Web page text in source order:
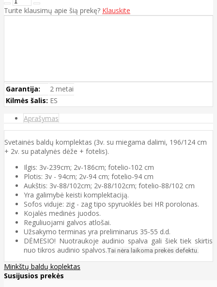
Turite klausimų apie šią prekę? Klauskite
Garantija:
2 metai
Kilmės šalis: ES
Aprašymas
Svetainės baldų komplektas (3v. su miegama dalimi, 196/124 cm
+ 2v. su patalynės dėže + fotelis).
Ilgis: 3v-239cm; 2v-186cm; fotelio-102 cm
Plotis: 3v - 94cm; 2v-94 cm; fotelio-94 cm
Aukštis: 3v-88/102cm; 2v-88/102cm; fotelio-88/102 cm
Yra galimybė keisti komplektaciją.
Sofos viduje: zig - zag tipo spyruoklės bei HR porolonas.
Kojalės medinės juodos.
Reguliuojami galvos atlošai.
Užsakymo terminas yra preliminarus 35-55 d.d.
DĖMESIO! Nuotraukoje audinio spalva gali šiek tiek skirtis
nuo tikros audinio spalvos.Tai nėra laikoma prekės defektu.
Minkštų baldų koplektas
Susijusios prekės